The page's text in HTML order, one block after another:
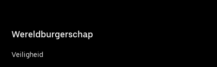
Wereldburgerschap
Veiligheid